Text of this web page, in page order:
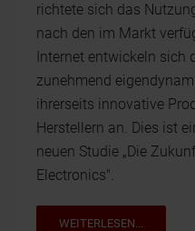
richtete sich das
nach den im Markt
Internet entwickeln sich
zunehmend
ihrerseits innovative
Herstellern an. Dies ist
neuen Studie „Die
Electronics".
WEITERLESEN...